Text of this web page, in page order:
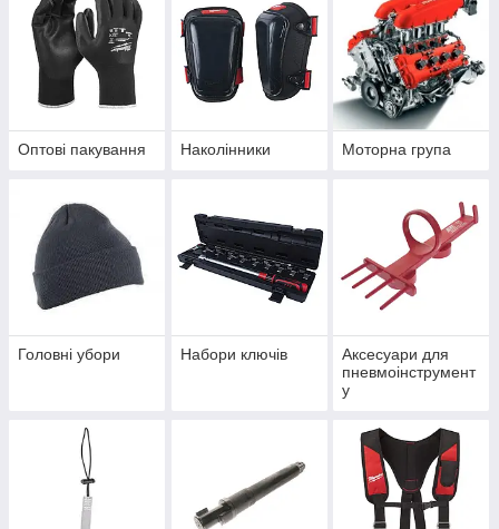
Оптові пакування Наколінники Моторна група
Головні убори Набори ключів
Аксесуари для
пневмоінструмент
у